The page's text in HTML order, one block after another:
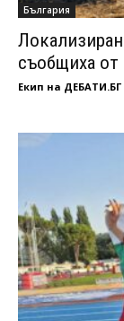
България
съобщиха от
Екип на ДЕБАТИ.БГ